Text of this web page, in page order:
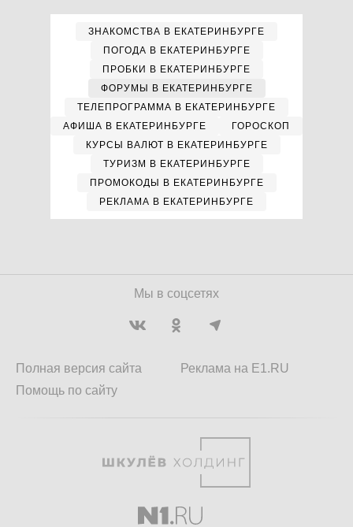
ЗНАКОМСТВА В ЕКАТЕРИНБУРГЕ
ПОГОДА В ЕКАТЕРИНБУРГЕ
ПРОБКИ В ЕКАТЕРИНБУРГЕ
ФОРУМЫ В ЕКАТЕРИНБУРГЕ
ТЕЛЕПРОГРАММА В ЕКАТЕРИНБУРГЕ
АФИША В ЕКАТЕРИНБУРГЕ
ГОРОСКОП
КУРСЫ ВАЛЮТ В ЕКАТЕРИНБУРГЕ
ТУРИЗМ В ЕКАТЕРИНБУРГЕ
ПРОМОКОДЫ В ЕКАТЕРИНБУРГЕ
РЕКЛАМА В ЕКАТЕРИНБУРГЕ
Мы в соцсетях
Полная версия сайта
Помощь по сайту
Реклама на E1.RU